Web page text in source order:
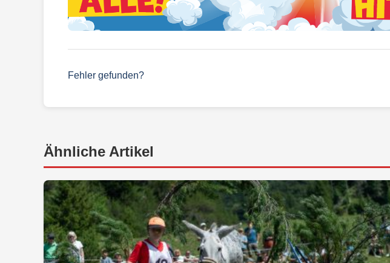
Fehler gefunden?
Ähnliche Artikel